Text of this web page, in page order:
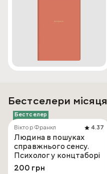
Бестселери місяця
Бестселер
Віктор Франкл
4.37
Людина в пошуках
справжнього сенсу.
Психолог у концтаборі
200 грн